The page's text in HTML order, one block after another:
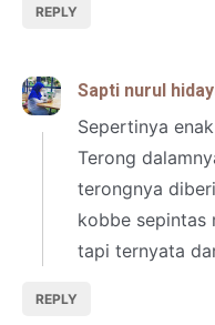
REPLY
Sapti nurul
Sepertinya
Terong
terongnya
kobbe sepintas
tapi ternyata
REPLY